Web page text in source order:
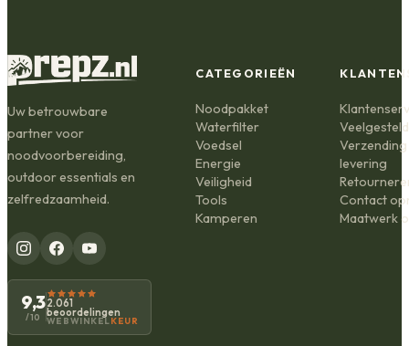
Uw betrouwbare
partner voor
noodvoorbereiding,
outdoor essentials en
zelfredzaamheid.
9,3
/10
2.061
beoordelingen
WEBWINKEL KEUR
CATEGORIEËN
Noodpakket
Waterfilter
Voedsel
Energie
Veiligheid
Tools
Kamperen
Verzending
levering
Contact
Maatwerk